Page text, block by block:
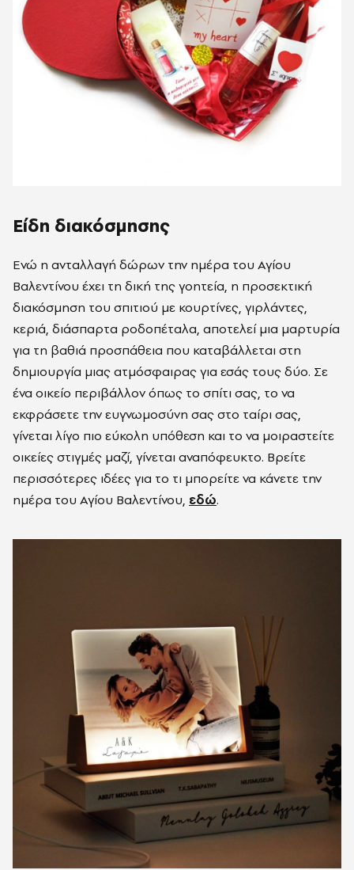
Είδη διακόσμησης
Ενώ η ανταλλαγή δώρων την ημέρα του Αγίου
Βαλεντίνου έχει τη δική της γοητεία, η προσεκτική
διακόσμηση του σπιτιού με κουρτίνες, γιρλάντες,
κεριά, διάσπαρτα ροδοπέταλα, αποτελεί μια μαρτυρία
για τη βαθιά προσπάθεια που καταβάλλεται στη
δημιουργία μιας ατμόσφαιρας για εσάς τους δύο. Σε
ένα οικείο περιβάλλον όπως το σπίτι σας, το να
εκφράσετε την ευγνωμοσύνη σας στο ταίρι σας,
γίνεται λίγο πιο εύκολη υπόθεση και το να μοιραστείτε
οικείες στιγμές μαζί, γίνεται αναπόφευκτο. Βρείτε
περισσότερες ιδέες για το τι μπορείτε να κάνετε την
ημέρα του Αγίου Βαλεντίνου, εδώ.